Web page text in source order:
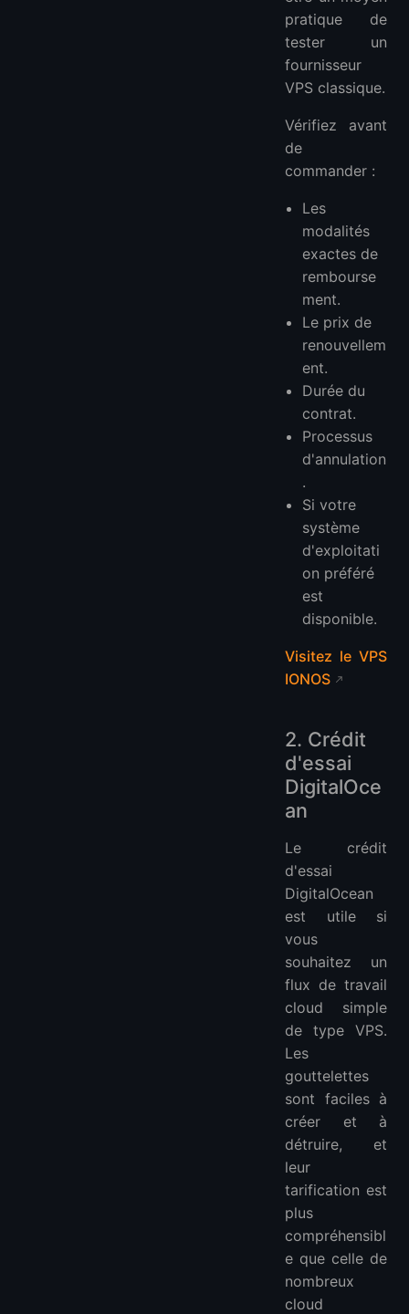
pratique de
tester un
fournisseur
VPS classique.
Vérifiez avant
de
commander :
Les
modalités
exactes de
rembourse
ment.
Le prix de
renouvellem
ent.
Durée du
contrat.
Processus
d'annulation
.
Si votre
système
d'exploitati
on préféré
est
disponible.
Visitez le VPS
IONOS
2. Crédit
d'essai
DigitalOce
an
Le crédit
d'essai
DigitalOcean
est utile si
vous
souhaitez un
flux de travail
cloud simple
de type VPS.
Les
gouttelettes
sont faciles à
créer et à
détruire, et
leur
tarification est
plus
compréhensibl
e que celle de
nombreux
cloud